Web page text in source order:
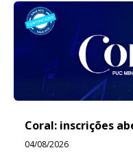
Coral: inscrições
04/08/2026